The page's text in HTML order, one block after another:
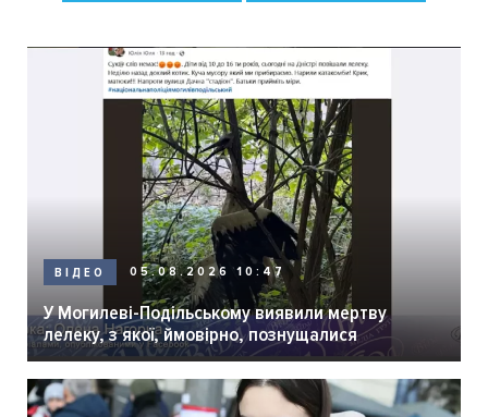
ВІДЕО 05.08.2026 10:47
У Могилеві-Подільському виявили мертву
лелеку, з якої, ймовірно, познущалися